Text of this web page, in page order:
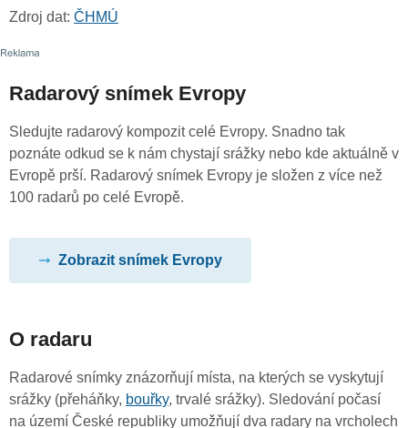
Zdroj dat: ČHMÚ
Radarový snímek Evropy
Sledujte radarový kompozit celé Evropy. Snadno tak
poznáte odkud se k nám chystají srážky nebo kde aktuálně v
Evropě prší. Radarový snímek Evropy je složen z více než
100 radarů po celé Evropě.
Zobrazit snímek Evropy
O radaru
Radarové snímky znázorňují místa, na kterých se vyskytují
srážky (přeháňky, bouřky, trvalé srážky). Sledování počasí
na území České republiky umožňují dva radary na vrcholech